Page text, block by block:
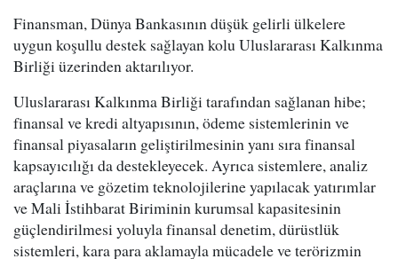
Finansman, Dünya Bankasının düşük gelirli ülkelere
uygun koşullu destek sağlayan kolu Uluslararası Kalkınma
Birliği üzerinden aktarılıyor.
Uluslararası Kalkınma Birliği tarafından sağlanan hibe;
finansal ve kredi altyapısının, ödeme sistemlerinin ve
finansal piyasaların geliştirilmesinin yanı sıra finansal
kapsayıcılığı da destekleyecek. Ayrıca sistemlere, analiz
araçlarına ve gözetim teknolojilerine yapılacak yatırımlar
ve Mali İstihbarat Biriminin kurumsal kapasitesinin
güçlendirilmesi yoluyla finansal denetim, dürüstlük
sistemleri, kara para aklamayla mücadele ve terörizmin